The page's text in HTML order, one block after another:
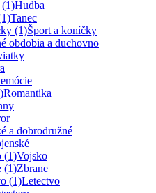
Hudba
Tanec
Šport a koníčky
obdobia a duchovno
Romantika
a dobrodružné
Vojsko
Zbrane
Letectvo